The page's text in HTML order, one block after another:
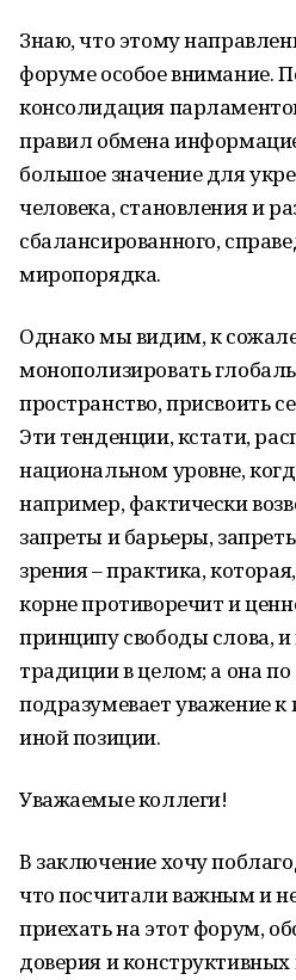
Знаю, что этому
форуме особое внимание.
консолидация
правил обмена
большое значение для
человека, становления и
сбалансированного,
миропорядка.
Однако мы видим, к
монополизировать
пространство, присвоить
Эти тенденции, кстати,
национальном уровне,
например, фактически
запреты и барьеры,
зрения – практика,
корне противоречит и
принципу свободы слова,
традиции в целом; а она
подразумевает уважение
иной позиции.
Уважаемые коллеги!
В заключение хочу
что посчитали важным и
приехать на этот форум,
доверия и